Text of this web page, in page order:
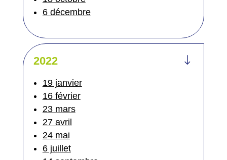
6 décembre
2022 "
19 janvier
16 février
23 mars
27 avril
24 mai
6 juillet